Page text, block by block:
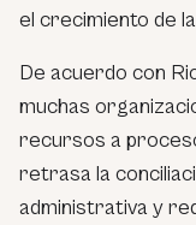
el crecimiento de
De acuerdo con
muchas
recursos a
retrasa la
administrativa y